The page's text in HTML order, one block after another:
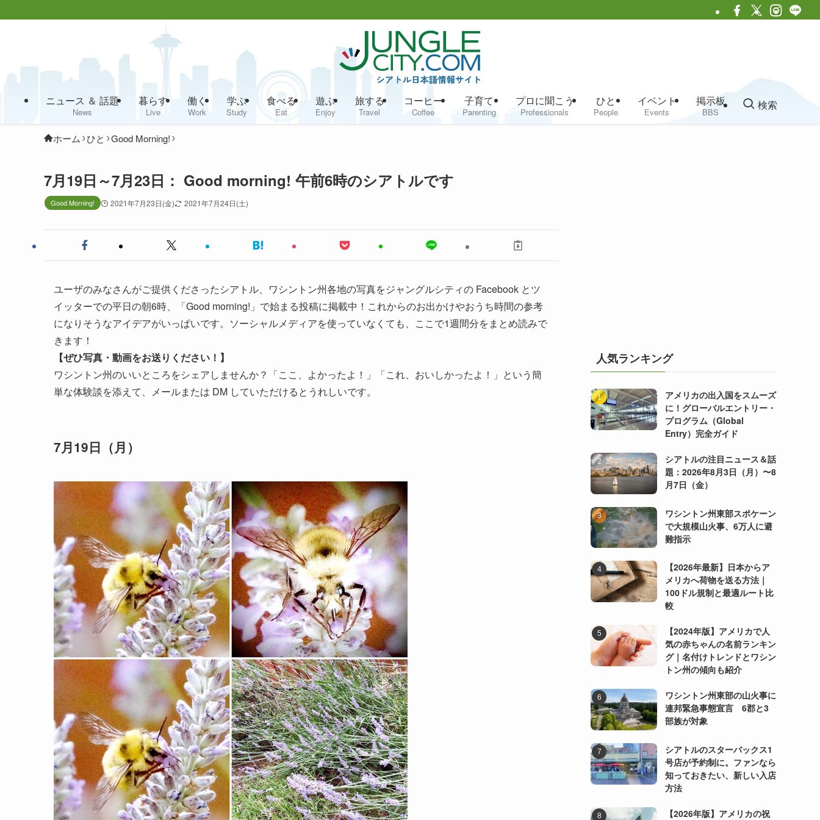
ニュース ＆ 話題
News
暮らす
Live
働く
Work
学ぶ
Study
食べる
Eat
遊ぶ
Enjoy
旅する
Travel
コーヒー
Coffee
子育て
Parenting
プロに聞こう
Professionals
ひと
People
イベント
Events
掲示板
BBS
検索
ホーム ひと Good Morning!
7月19日～7月23日： Good morning! 午前6時のシアトルです
Good Morning! 2021年7月23日(金) 2021年7月24日(土)
ユーザのみなさんがご提供くださったシアトル、ワシントン州各地の写真をジャングルシティの Facebook とツ
イッターでの平日の朝6時、「Good morning!」で始まる投稿に掲載中！これからのお出かけやおうち時間の参考
になりそうなアイデアがいっぱいです。ソーシャルメディアを使っていなくても、ここで1週間分をまとめ読みで
きます！
【ぜひ写真・動画をお送りください！】
ワシントン州のいいところをシェアしませんか？「ここ、よかったよ！」「これ、おいしかったよ！」という簡
単な体験談を添えて、メールまたは DM していただけるとうれしいです。
7月19日（月）
人気ランキング
アメリカの出入国をスムーズ
に！グローバルエントリー・
プログラム（Global
Entry）完全ガイド
シアトルの注目ニュース＆話
題：2026年8月3日（月）〜8
月7日（金）
ワシントン州東部スポケーン
で大規模山火事、6万人に避
難指示
【2026年最新】日本からア
メリカへ荷物を送る方法｜
100ドル規制と最適ルート比
較
【2024年版】アメリカで人
気の赤ちゃんの名前ランキン
グ｜名付けトレンドとワシン
トン州の傾向も紹介
ワシントン州東部の山火事に
連邦緊急事態宣言 6郡と3
部族が対象
シアトルのスターバックス1
号店が予約制に。ファンなら
知っておきたい、新しい入店
方法
【2026年版】アメリカの祝